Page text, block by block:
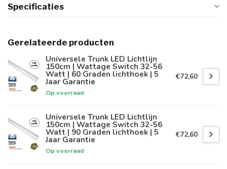
Specificaties
Gerelateerde producten
Universele Trunk LED Lichtlijn
150cm | Wattage Switch 32-56
Watt | 60 Graden lichthoek | 5
Jaar Garantie
Op voorraad
€72,60
Universele Trunk LED Lichtlijn
150cm | Wattage Switch 32-56
Watt | 90 Graden lichthoek | 5
Jaar Garantie
Op voorraad
€72,60